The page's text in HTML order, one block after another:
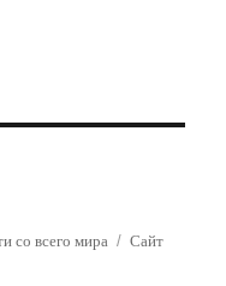
со всего мира
Сайт